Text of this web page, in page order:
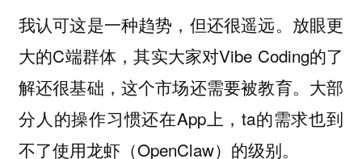
我认可这是一种趋势，但还很遥远。放眼更
大的C端群体，其实大家对Vibe Coding的了
解还很基础，这个市场还需要被教育。大部
分人的操作习惯还在App上，ta的需求也到
不了使用龙虾（OpenClaw）的级别。